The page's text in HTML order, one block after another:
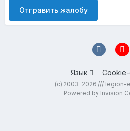
Отправить жалобу
Язык
(c) 2003-2026 /// legion-
Powered by Invision